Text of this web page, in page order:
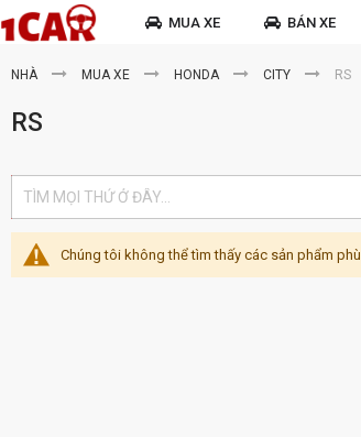
MUA XE BÁN XE
NHÀ MUA XE HONDA CITY RS
RS
Chúng tôi không thể tìm thấy các sản phẩm